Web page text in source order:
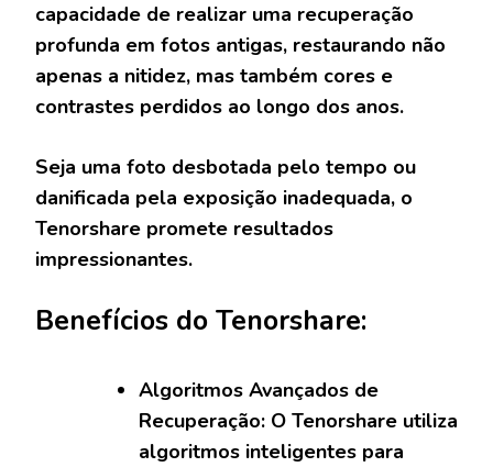
capacidade de realizar uma recuperação
profunda em fotos antigas, restaurando não
apenas a nitidez, mas também cores e
contrastes perdidos ao longo dos anos.
Seja uma foto desbotada pelo tempo ou
danificada pela exposição inadequada, o
Tenorshare promete resultados
impressionantes.
Benefícios do Tenorshare:
Algoritmos Avançados de
Recuperação: O Tenorshare utiliza
algoritmos inteligentes para